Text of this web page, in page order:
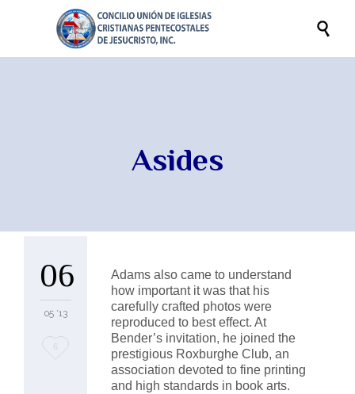

Asides
06
05 '13
Love
6
Adams also came to understand
how important it was that his
carefully crafted photos were
reproduced to best effect. At
Bender’s invitation, he joined the
prestigious Roxburghe Club, an
association devoted to fine printing
and high standards in book arts.